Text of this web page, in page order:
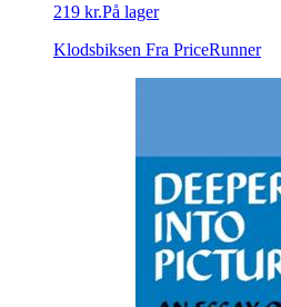
219 kr.På lager
Klodsbiksen Fra PriceRunner